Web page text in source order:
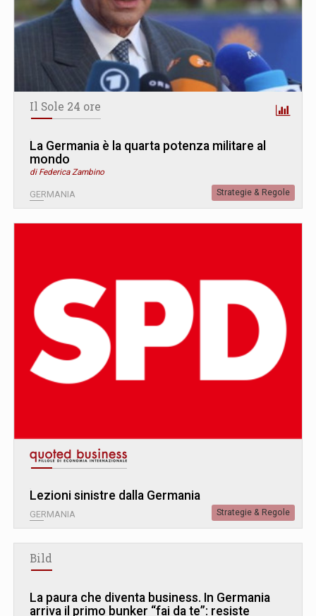
Il Sole 24 ore
La Germania è la quarta potenza militare al
mondo
di Federica Zambino
GERMANIA Strategie & Regole
Lezioni sinistre dalla Germania
GERMANIA Strategie & Regole
Bild
La paura che diventa business. In Germania
arriva il primo bunker “fai da te”: resiste